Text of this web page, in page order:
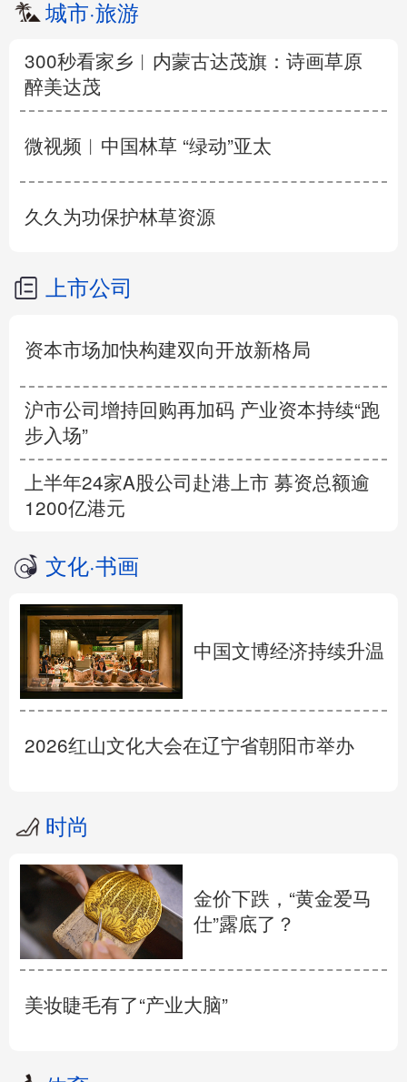
城市·旅游
300秒看家乡︱内蒙古达茂旗：诗画草原
醉美达茂
微视频︱中国林草 “绿动”亚太
久久为功保护林草资源
上市公司
资本市场加快构建双向开放新格局
沪市公司增持回购再加码 产业资本持续“跑
步入场”
上半年24家A股公司赴港上市 募资总额逾
1200亿港元
文化·书画
中国文博经济持续升温
2026红山文化大会在辽宁省朝阳市举办
时尚
金价下跌，“黄金爱马
仕”露底了？
美妆睫毛有了“产业大脑”